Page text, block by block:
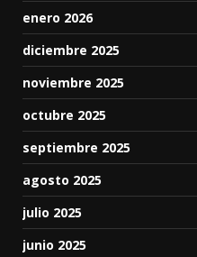
enero 2026
diciembre 2025
noviembre 2025
octubre 2025
septiembre 2025
agosto 2025
julio 2025
junio 2025